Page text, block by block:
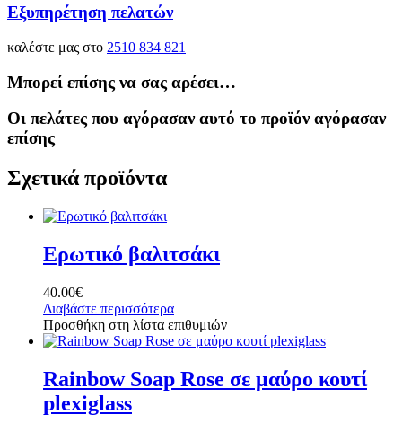
Εξυπηρέτηση πελατών
καλέστε μας στο 2510 834 821
Μπορεί επίσης να σας αρέσει…
Οι πελάτες που αγόρασαν αυτό το προϊόν αγόρασαν
επίσης
Σχετικά προϊόντα
Ερωτικό βαλιτσάκι
40.00€
Διαβάστε περισσότερα
Προσθήκη στη λίστα επιθυμιών
Rainbow Soap Rose σε μαύρο κουτί
plexiglass